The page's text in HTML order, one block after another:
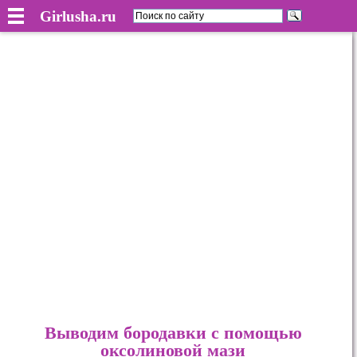
Girlusha.ru
Выводим бородавки с помощью
оксолиновой мази